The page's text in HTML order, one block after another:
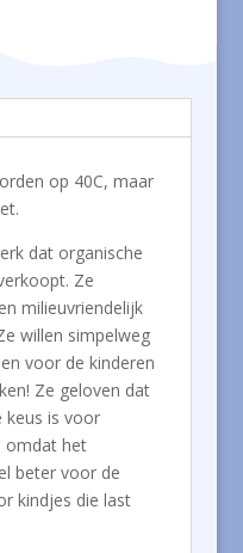
op 40C, maar
dat organische
Ze
milieuvriendelijk
willen simpelweg
voor de kinderen
Ze geloven dat
keus is voor
omdat het
beter voor de
kindjes die last